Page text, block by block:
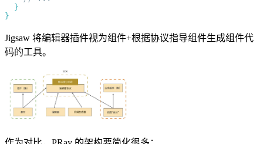
Jigsaw 将编辑器插件视为组件+根据协议指导组件生成组件代
码的工具。